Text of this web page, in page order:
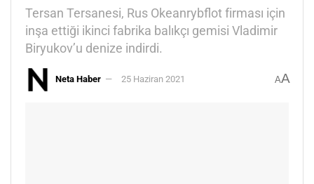
Tersan Tersanesi, Rus Okeanrybflot firması için
inşa ettiği ikinci fabrika balıkçı gemisi Vladimir
Biryukov’u denize indirdi.
Neta Haber 25 Haziran 2021 AA